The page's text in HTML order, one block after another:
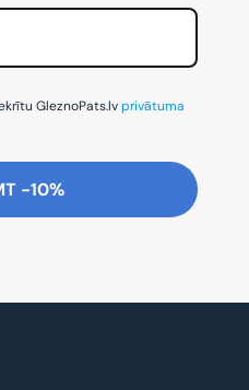
GleznoPats.lvprivātuma
-10%